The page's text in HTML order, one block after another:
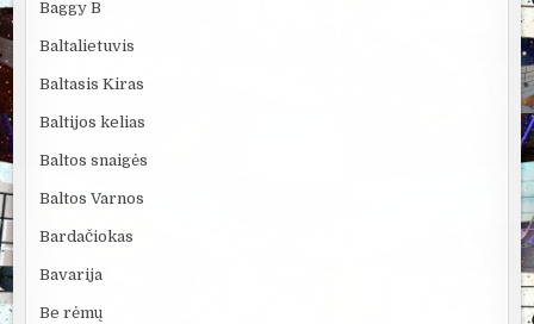
Baggy B
Baltalietuvis
Baltasis Kiras
Baltijos kelias
Baltos snaigės
Baltos Varnos
Bardačiokas
Bavarija
Be rėmų